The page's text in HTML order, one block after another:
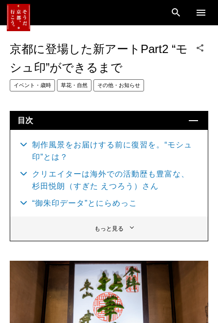
京都に登場した新アートPart2 “モ
シュ印”ができるまで
イベント・歳時 草花・自然 その他・お知らせ
目次
制作風景をお届けする前に復習を。“モシュ
印”とは？
クリエイターは海外での活動歴も豊富な、
杉田悦朗（すぎた えつろう）さん
“御朱印データ”とにらめっこ
もっと見る